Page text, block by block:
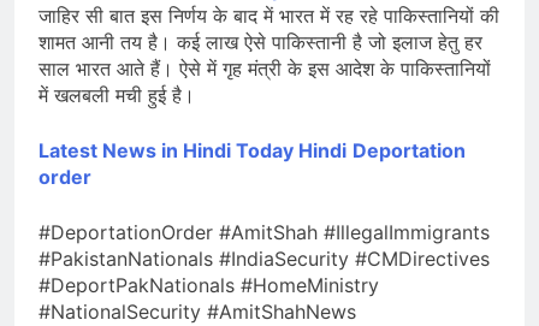
जाहिर सी बात इस निर्णय के बाद में भारत में रह रहे पाकिस्तानियों की
शामत आनी तय है। कई लाख ऐसे पाकिस्तानी है जो इलाज हेतु हर
साल भारत आते हैं। ऐसे में गृह मंत्री के इस आदेश के पाकिस्तानियों
में खलबली मची हुई है।
Latest News in Hindi Today Hindi Deportation
order
#DeportationOrder #AmitShah #IllegalImmigrants
#PakistanNationals #IndiaSecurity #CMDirectives
#DeportPakNationals #HomeMinistry
#NationalSecurity #AmitShahNews